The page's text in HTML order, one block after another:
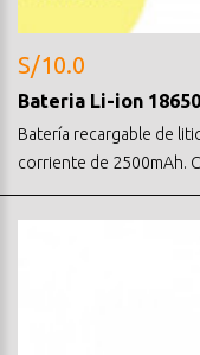
S/10.0
Bateria Li-ion
Batería recargable de
corriente de 2500mAh.